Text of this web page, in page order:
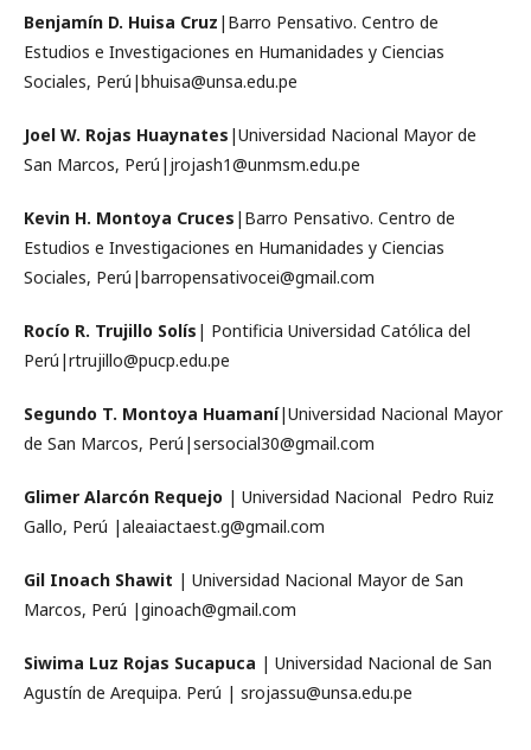
Benjamín D. Huisa Cruz |Barro Pensativo. Centro de
Estudios e Investigaciones en Humanidades y Ciencias
Sociales, Perú|bhuisa@unsa.edu.pe
Joel W. Rojas Huaynates |Universidad Nacional Mayor de
San Marcos, Perú|jrojash1@unmsm.edu.pe
Kevin H. Montoya Cruces |Barro Pensativo. Centro de
Estudios e Investigaciones en Humanidades y Ciencias
Sociales, Perú|barropensativocei@gmail.com
Rocío R. Trujillo Solís | Pontificia Universidad Católica del
Perú|rtrujillo@pucp.edu.pe
Segundo T. Montoya Huamaní|Universidad Nacional Mayor
de San Marcos, Perú|sersocial30@gmail.com
Glimer Alarcón Requejo | Universidad Nacional Pedro Ruiz
Gallo, Perú |aleaiactaest.g@gmail.com
Gil Inoach Shawit | Universidad Nacional Mayor de San
Marcos, Perú |ginoach@gmail.com
Siwima Luz Rojas Sucapuca | Universidad Nacional de San
Agustín de Arequipa. Perú | srojassu@unsa.edu.pe